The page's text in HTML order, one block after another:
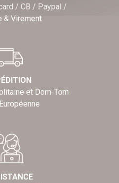
/ CB / Paypal /
& Virement
et Dom-Tom